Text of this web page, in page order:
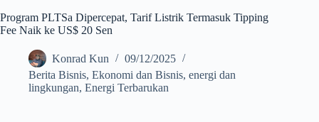
Program PLTSa Dipercepat, Tarif Listrik Termasuk Tipping
Fee Naik ke US$ 20 Sen
Konrad Kun
09/12/2025
Berita Bisnis, Ekonomi dan Bisnis, energi dan
lingkungan, Energi Terbarukan